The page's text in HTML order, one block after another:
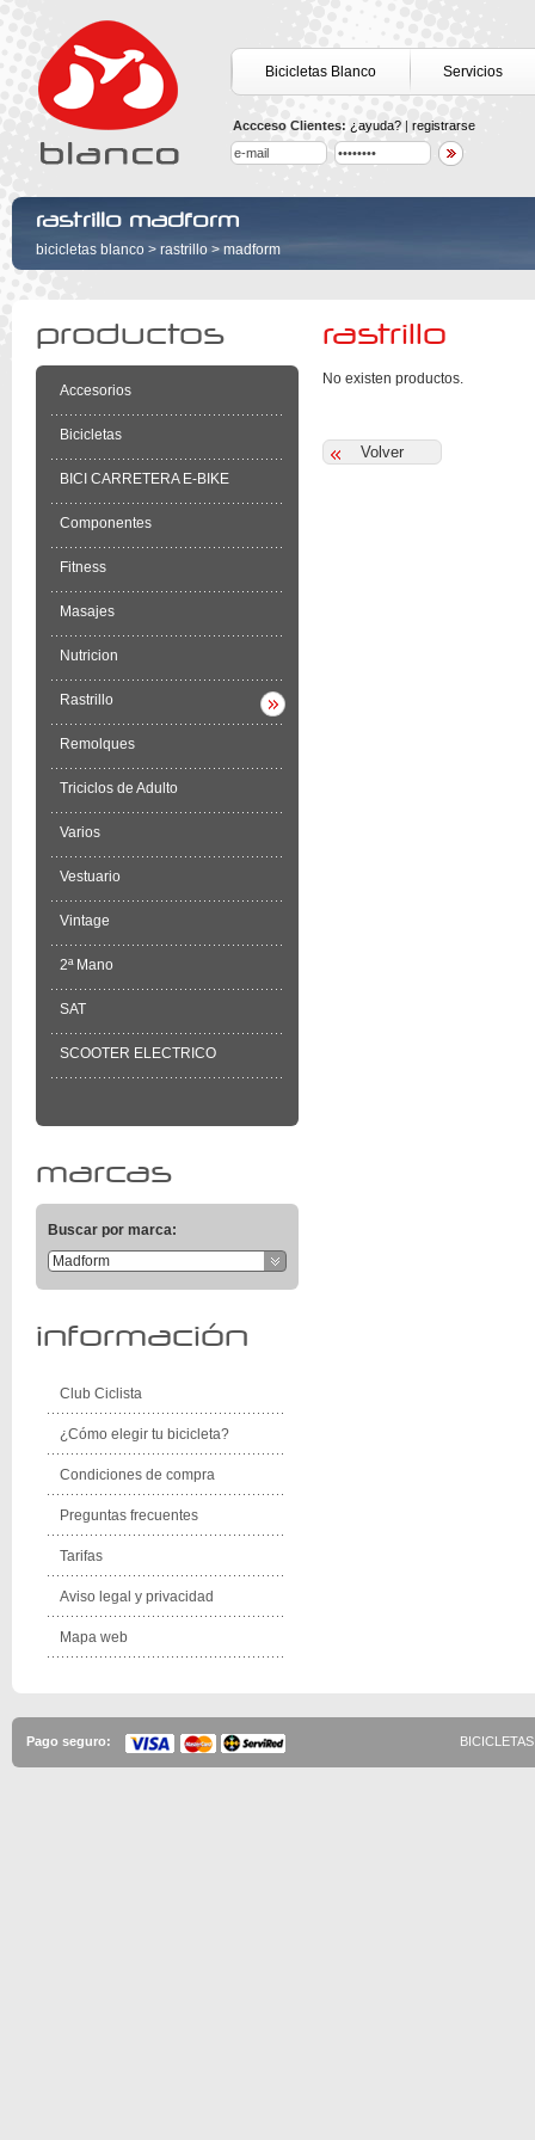
Bicicletas Blanco Servicios
Accceso Clientes: ¿ayuda? | registrarse
rastrillo madform
bicicletas blanco > rastrillo > madform
productos
Accesorios
Bicicletas
BICI CARRETERA E-BIKE
Componentes
Fitness
Masajes
Nutricion
Rastrillo
Remolques
Triciclos de Adulto
Varios
Vestuario
Vintage
2ª Mano
SAT
SCOOTER ELECTRICO
marcas
Buscar por marca:
Madform
información
Club Ciclista
¿Cómo elegir tu bicicleta?
Condiciones de compra
Preguntas frecuentes
Tarifas
Aviso legal y privacidad
Mapa web
rastrillo
No existen productos.
Pago seguro: